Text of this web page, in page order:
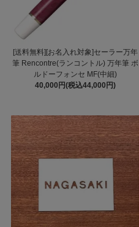
[送料無料][お名入れ対象]セーラー万年
筆 Rencontre(ランコントル) 万年筆 ボ
ルドーフォンセ MF(中細)
40,000円(税込44,000円)